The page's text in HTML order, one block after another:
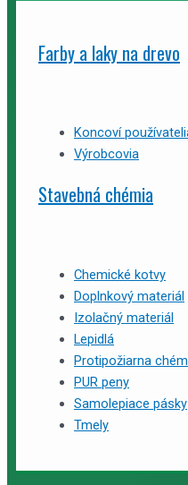
Farby a laky na drevo
Koncoví
Výrobcovia
Stavebná chémia
Chemické kotvy
Doplnkový materiál
Izolačný materiál
Lepidlá
Protipožiarna
PUR peny
Samolepiace pásky
Tmely